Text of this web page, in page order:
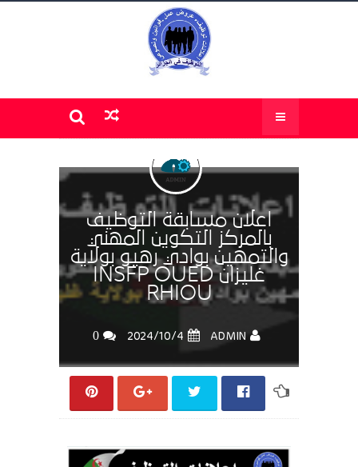
اعلان مسابقة التوظيف
بالمركز التكوين المهني
والتمهين بوادي رهيو بولاية
غليزان INSFP OUED
RHIOU
ADMIN
4‏/10‏/2024
0